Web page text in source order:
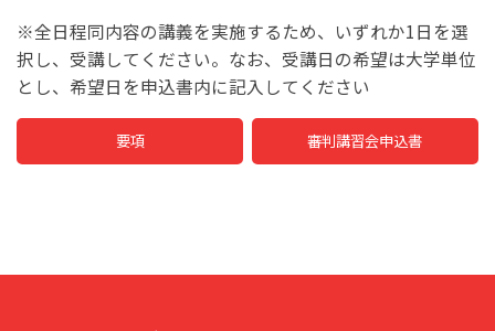
※全日程同内容の講義を実施するため、いずれか1日を選
択し、受講してください。なお、受講日の希望は大学単位
とし、希望日を申込書内に記入してください
要項 審判講習会申込書